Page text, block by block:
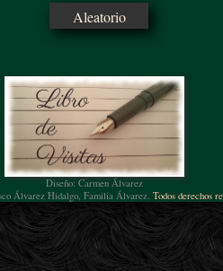
Aleatorio
Diseño: Carmen Álvarez
Álvarez Hidalgo, Familia Álvarez. Todos derechos